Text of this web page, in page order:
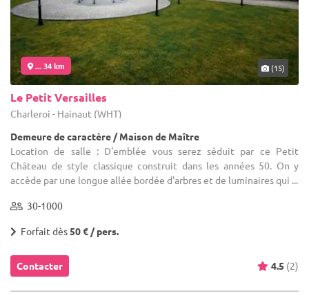
... 34 km (15)
Le Petit Versailles
Charleroi - Hainaut (WHT)
Demeure de caractère / Maison de Maître
Location de salle : D'emblée vous serez séduit par ce Petit
Château de style classique construit dans les années 50. On y
accède par une longue allée bordée d'arbres et de luminaires qui ...
30-1000
Forfait dès50 € / pers.
Contacter 4.5 (2)